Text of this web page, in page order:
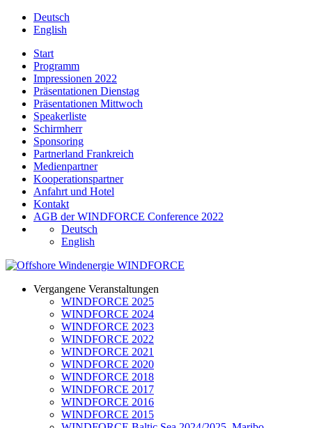
Deutsch
English
Start
Programm
Impressionen 2022
Präsentationen Dienstag
Präsentationen Mittwoch
Speakerliste
Schirmherr
Sponsoring
Partnerland Frankreich
Medienpartner
Kooperationspartner
Anfahrt und Hotel
Kontakt
AGB der WINDFORCE Conference 2022
Deutsch
English
Vergangene Veranstaltungen
WINDFORCE 2025
WINDFORCE 2024
WINDFORCE 2023
WINDFORCE 2022
WINDFORCE 2021
WINDFORCE 2020
WINDFORCE 2018
WINDFORCE 2017
WINDFORCE 2016
WINDFORCE 2015